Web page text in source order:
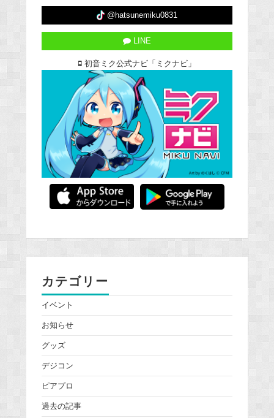
@hatsunemiku0831
LINE
初音ミク公式ナビ「ミクナビ」
カテゴリー
イベント
お知らせ
グッズ
デジコン
ピアプロ
過去の記事